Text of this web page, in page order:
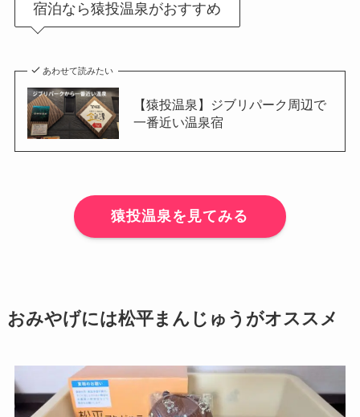
宿泊なら猿投温泉がおすすめ
あわせて読みたい
【猿投温泉】ジブリパーク周辺で
一番近い温泉宿
猿投温泉を見てみる
おみやげには松平まんじゅうがオススメ